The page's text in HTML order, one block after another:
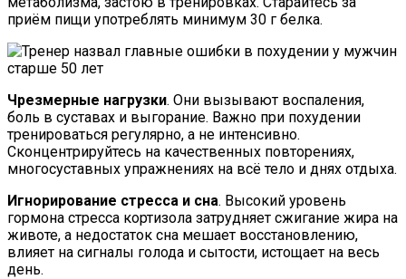
приём пищи употреблять минимум 30 г белка.
Чрезмерные нагрузки. Они вызывают воспаления,
боль в суставах и выгорание. Важно при похудении
тренироваться регулярно, а не интенсивно.
Сконцентрируйтесь на качественных повторениях,
многосуставных упражнениях на всё тело и днях отдыха.
Игнорирование стресса и сна. Высокий уровень
гормона стресса кортизола затрудняет сжигание жира на
животе, а недостаток сна мешает восстановлению,
влияет на сигналы голода и сытости, истощает на весь
день.